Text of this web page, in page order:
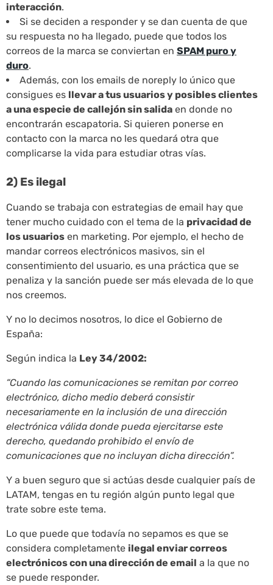
interacción.
Si se deciden a responder y se dan cuenta de que
su respuesta no ha llegado, puede que todos los
correos de la marca se conviertan en SPAM puro y
duro.
Además, con los emails de noreply lo único que
consigues es llevar a tus usuarios y posibles clientes
a una especie de callejón sin salida en donde no
encontrarán escapatoria. Si quieren ponerse en
contacto con la marca no les quedará otra que
complicarse la vida para estudiar otras vías.
2) Es ilegal
Cuando se trabaja con estrategias de email hay que
tener mucho cuidado con el tema de la privacidad de
los usuarios en marketing. Por ejemplo, el hecho de
mandar correos electrónicos masivos, sin el
consentimiento del usuario, es una práctica que se
penaliza y la sanción puede ser más elevada de lo que
nos creemos.
Y no lo decimos nosotros, lo dice el Gobierno de
España:
Según indica la Ley 34/2002:
“Cuando las comunicaciones se remitan por correo
electrónico, dicho medio deberá consistir
necesariamente en la inclusión de una dirección
electrónica válida donde pueda ejercitarse este
derecho, quedando prohibido el envío de
comunicaciones que no incluyan dicha dirección”.
Y a buen seguro que si actúas desde cualquier país de
LATAM, tengas en tu región algún punto legal que
trate sobre este tema.
Lo que puede que todavía no sepamos es que se
considera completamente ilegal enviar correos
electrónicos con una dirección de email a la que no
se puede responder.